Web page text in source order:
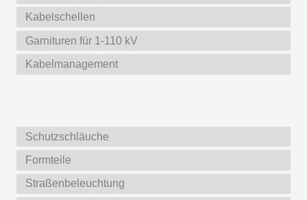
Kabelschellen
Garnituren für 1-110 kV
Kabelmanagement
Schutzschläuche
Formteile
Straßenbeleuchtung